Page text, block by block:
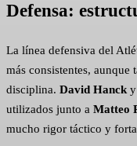
Defensa:
La línea defensiva del
más consistentes, aunque
disciplina. David Hanck y
utilizados junto a Matteo
mucho rigor táctico y